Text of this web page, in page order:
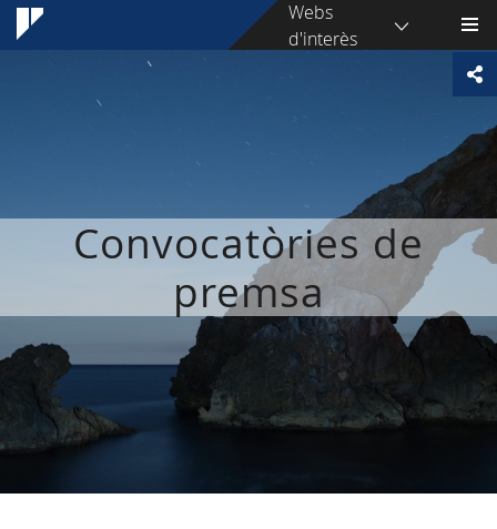
Webs
d'interès
Convocatòries de
premsa